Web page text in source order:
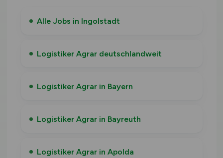
Alle Jobs in Ingolstadt
Logistiker Agrar deutschlandweit
Logistiker Agrar in Bayern
Logistiker Agrar in Bayreuth
Logistiker Agrar in Apolda